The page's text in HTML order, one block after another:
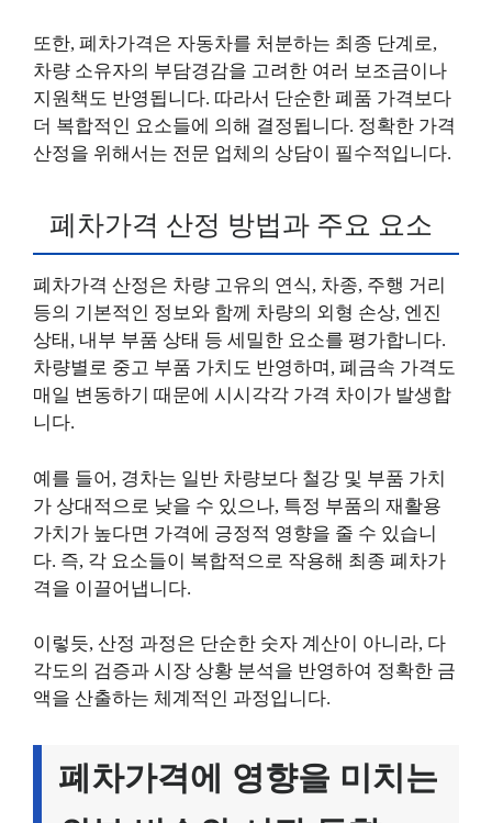
또한, 폐차가격은 자동차를 처분하는 최종 단계로,
차량 소유자의 부담경감을 고려한 여러 보조금이나
지원책도 반영됩니다. 따라서 단순한 폐품 가격보다
더 복합적인 요소들에 의해 결정됩니다. 정확한 가격
산정을 위해서는 전문 업체의 상담이 필수적입니다.
폐차가격 산정 방법과 주요 요소
폐차가격 산정은 차량 고유의 연식, 차종, 주행 거리
등의 기본적인 정보와 함께 차량의 외형 손상, 엔진
상태, 내부 부품 상태 등 세밀한 요소를 평가합니다.
차량별로 중고 부품 가치도 반영하며, 폐금속 가격도
매일 변동하기 때문에 시시각각 가격 차이가 발생합
니다.
예를 들어, 경차는 일반 차량보다 철강 및 부품 가치
가 상대적으로 낮을 수 있으나, 특정 부품의 재활용
가치가 높다면 가격에 긍정적 영향을 줄 수 있습니
다. 즉, 각 요소들이 복합적으로 작용해 최종 폐차가
격을 이끌어냅니다.
이렇듯, 산정 과정은 단순한 숫자 계산이 아니라, 다
각도의 검증과 시장 상황 분석을 반영하여 정확한 금
액을 산출하는 체계적인 과정입니다.
폐차가격에 영향을 미치는